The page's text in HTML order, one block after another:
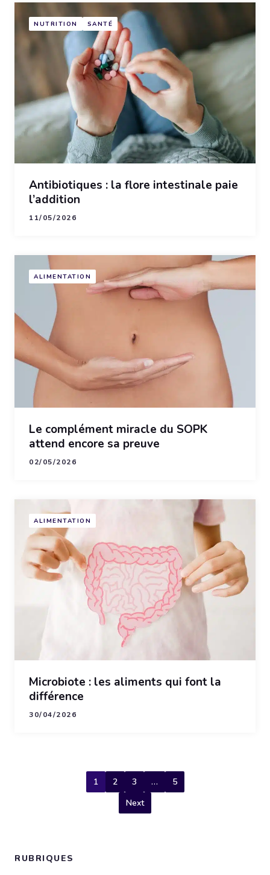
NUTRITION SANTÉ
Antibiotiques : la flore intestinale paie
l’addition
11/05/2026
ALIMENTATION
Le complément miracle du SOPK
attend encore sa preuve
02/05/2026
ALIMENTATION
Microbiote : les aliments qui font la
différence
30/04/2026
1 2 3 …
5
Next
RUBRIQUES